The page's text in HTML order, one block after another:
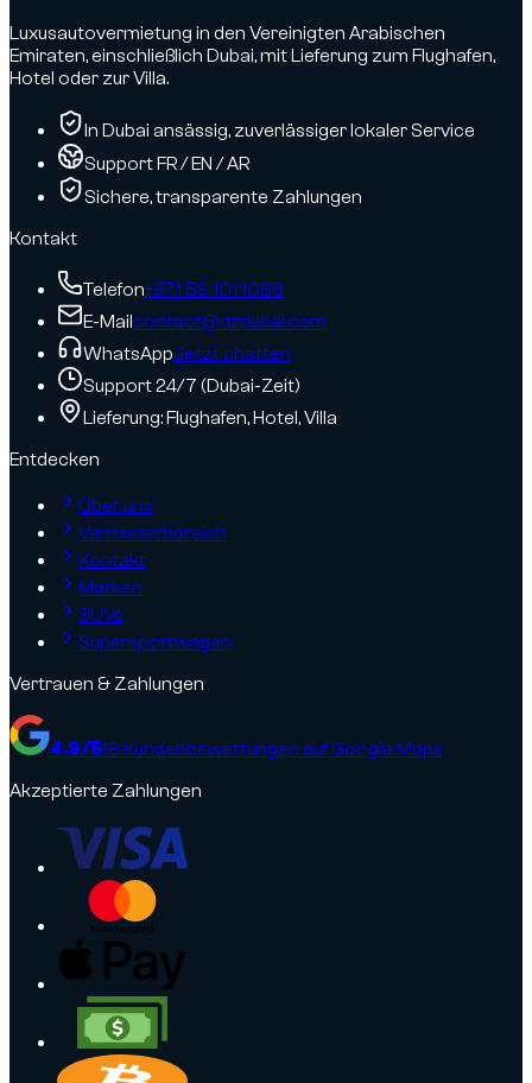
Luxusautovermietung in den Vereinigten Arabischen
Emiraten, einschließlich Dubai, mit Lieferung zum Flughafen,
Hotel oder zur Villa.
In Dubai ansässig, zuverlässiger lokaler Service
Support FR / EN / AR
Sichere, transparente Zahlungen
Kontakt
Telefon+971 58 101 1086
E-Mailcontact@dzdubai.com
WhatsAppJetzt chatten
Support 24/7 (Dubai-Zeit)
Lieferung: Flughafen, Hotel, Villa
Entdecken
Über uns
Vermieterbereich
Kontakt
Marken
SUVs
Supersportwagen
Vertrauen & Zahlungen
4.9/518 Kundenbewertungen auf Google Maps
Akzeptierte Zahlungen